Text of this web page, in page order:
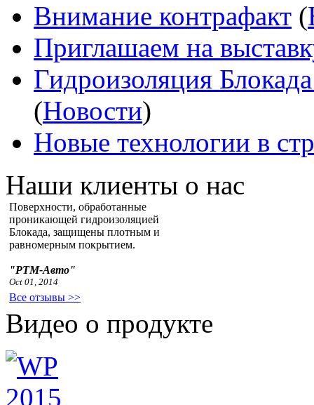
Внимание контрафакт (
Приглашаем на
Гидроизоляция
(Новости)
Новые технологии в
Наши клиенты о нас
Поверхности, обработанные
проникающей гидроизоляцией
Блокада, защищены плотным и
равномерным покрытием.
"РТМ-Авто"
Oct 01, 2014
Все отзывы >>
Видео о продукте